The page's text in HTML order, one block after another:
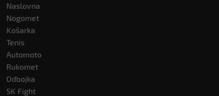
Naslovna
Nogomet
Košarka
Tenis
Automoto
Rukomet
Odbojka
SK Fight